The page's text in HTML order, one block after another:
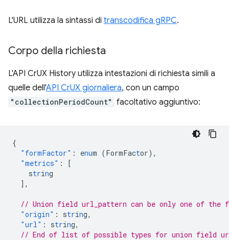
L'URL utilizza la sintassi di transcodifica gRPC.
Corpo della richiesta
L'API CrUX History utilizza intestazioni di richiesta simili a
quelle dell'API CrUX giornaliera, con un campo
"collectionPeriodCount" facoltativo aggiuntivo:
{
"formFactor" : enum (FormFactor) ,
"metrics" :
[
string
],
// Union field url_pattern can be only one of the
"origin" : string,
"url" : string,
// End of list of possible types for union field